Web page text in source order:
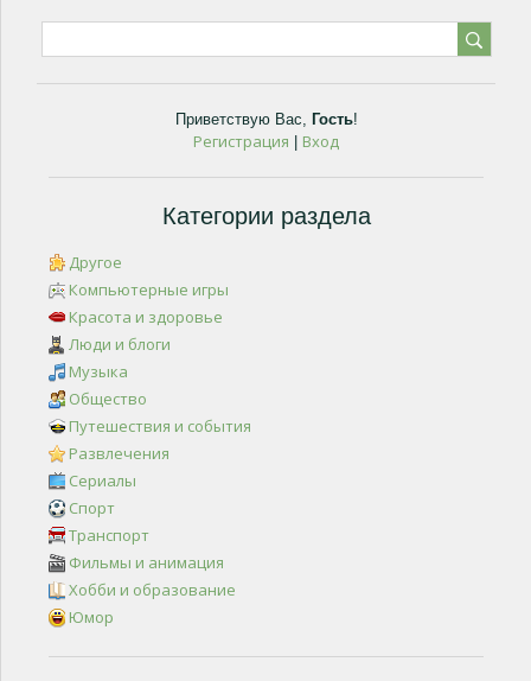
Приветствую Вас, Гость!
Регистрация Вход
Категории раздела
Другое
Компьютерные игры
Красота и здоровье
Люди и блоги
Музыка
Общество
Путешествия и события
Развлечения
Сериалы
Спорт
Транспорт
Фильмы и анимация
Хобби и образование
Юмор